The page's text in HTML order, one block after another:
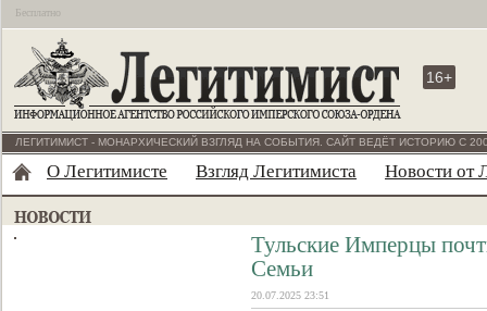
Бесплатно
16+
ЛЕГИТИМИСТ - МОНАРХИЧЕСКИЙ ВЗГЛЯД НА СОБЫТИЯ. САЙТ ВЕДЁТ ИСТОРИЮ С
О Легитимисте Взгляд Легитимиста Новости от
Тульские Имперцы
Семьи
20.07.2025 23:51